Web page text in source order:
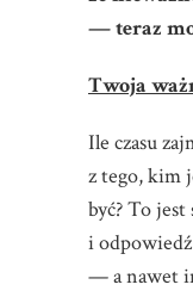
— teraz
Twoja
Ile czasu
z tego, kim
być? To
i
— a nawet